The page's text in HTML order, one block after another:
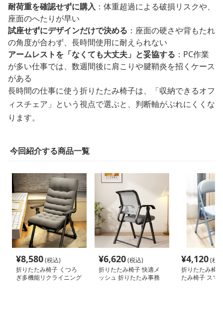
耐荷重を確認せずに購入 ：体重超過による破損リスクや、
座面のへたりが早い
試座せずにデザインだけで決める ：座面の硬さや背もたれ
の角度が合わず、長時間使用に耐えられない
アームレストを「なくても大丈夫」と妥協する ：PC作業
が多い仕事では、数週間後に肩こりや腱鞘炎を招くケース
がある
長時間の仕事に使う折りたたみ椅子は、「収納できるオフ
ィスチェア」という視点で選ぶと、判断軸がぶれにくくな
ります。
今回紹介する商品一覧
¥8,580(税込)
折りたたみ椅子 くつろ
ぎ多機能リクライニング
¥6,620(税込)
折りたたみ椅子 快適メ
ッシュ 折りたたみ事務
¥4,120(税
折りたたみ椅
たみ椅子 スマ